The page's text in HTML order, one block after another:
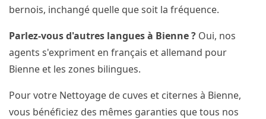
bernois, inchangé quelle que soit la fréquence.
Parlez-vous d'autres langues à Bienne ? Oui, nos
agents s'expriment en français et allemand pour
Bienne et les zones bilingues.
Pour votre Nettoyage de cuves et citernes à Bienne,
vous bénéficiez des mêmes garanties que tous nos